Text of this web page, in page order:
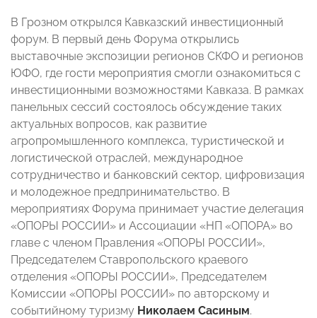
В Грозном открылся Кавказский инвестиционный
форум. В первый день Форума открылись
выставочные экспозиции регионов СКФО и регионов
ЮФО, где гости мероприятия смогли ознакомиться с
инвестиционными возможностями Кавказа. В рамках
панельных сессий состоялось обсуждение таких
актуальных вопросов, как развитие
агропромышленного комплекса, туристической и
логистической отраслей, международное
сотрудничество и банковский сектор, цифровизация
и молодежное предпринимательство. В
мероприятиях Форума принимает участие делегация
«ОПОРЫ РОССИИ» и Ассоциации «НП «ОПОРА» во
главе с членом Правления «ОПОРЫ РОССИИ»,
Председателем Ставропольского краевого
отделения «ОПОРЫ РОССИИ», Председателем
Комиссии «ОПОРЫ РОССИИ» по авторскому и
событийному туризму Николаем Сасиным.